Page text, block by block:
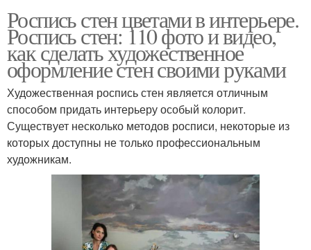
Роспись стен цветами в интерьере.
Роспись стен: 110 фото и видео,
как сделать художественное
оформление стен своими руками
Художественная роспись стен является отличным
способом придать интерьеру особый колорит.
Существует несколько методов росписи, некоторые из
которых доступны не только профессиональным
художникам.